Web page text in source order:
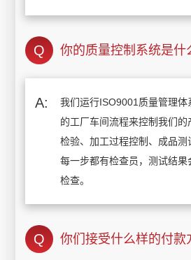
你的质量控制系统是什
我们运行ISO9001质量管理体
的工厂车间流程来控制我们
检验、加工过程控制、成品测
每一步都有检查员，测试结果
检查。
你们接受什么样的付款